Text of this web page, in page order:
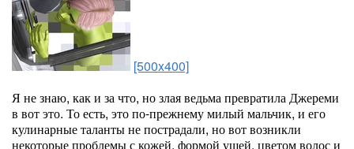
[500x400]
Я не знаю, как и за что, но злая ведьма превратила Джереми
в вот это. То есть, это по-прежнему милый мальчик, и его
кулинарные таланты не пострадали, но вот возникли
некоторые проблемы с кожей, формой ушей, цветом волос и